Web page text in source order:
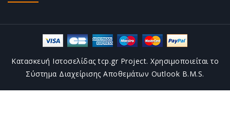
Κατασκευή Ιστοσελίδας tcp.gr Project. Χρησιμοποιείται το
Σύστημα Διαχείρισης Αποθεμάτων Outlook B.M.S.